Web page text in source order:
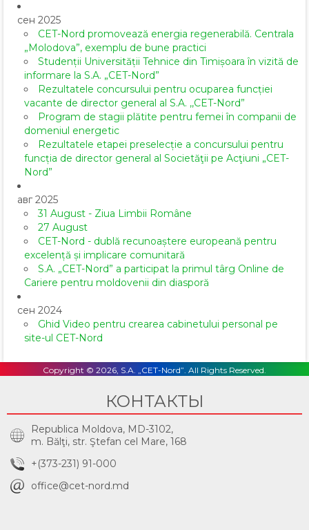
сен 2025
CET-Nord promovează energia regenerabilă. Centrala
„Molodova”, exemplu de bune practici
Studenții Universității Tehnice din Timișoara în vizită de
informare la S.A. „CET-Nord”
Rezultatele concursului pentru ocuparea funcției
vacante de director general al S.A. ,,CET-Nord”
Program de stagii plătite pentru femei în companii de
domeniul energetic
Rezultatele etapei preselecție a concursului pentru
funcția de director general al Societăţii pe Acţiuni „CET-
Nord”
авг 2025
31 August - Ziua Limbii Române
27 August
CET-Nord - dublă recunoaștere europeană pentru
excelență și implicare comunitară
S.A. „CET-Nord” a participat la primul târg Online de
Cariere pentru moldovenii din diasporă
сен 2024
Ghid Video pentru crearea cabinetului personal pe
site-ul CET-Nord
Copyright © 2026, S.A. „CET-Nord”. All Rights Reserved.
КОНТАКТЫ
Republica Moldova, MD-3102,
m. Bălţi, str. Ştefan cel Mare, 168
+(373-231) 91-000
office@cet-nord.md